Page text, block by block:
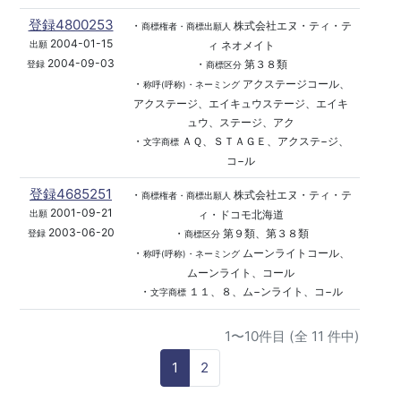
登録4800253
出願2004-01-15
登録 2004-09-03
・ 商標権者・商標出願人 株式会社エヌ・ティ・テ
ィ ネオメイト
・ 商標区分第３８類
・ 称呼(呼称)・ネーミングアクステージコール、
アクステージ、エイキュウステージ、エイキ
ュウ、ステージ、アク
・ 文字商標 ＡＱ、ＳＴＡＧＥ、アクステ−ジ、
コ−ル
登録4685251
出願2001-09-21
登録2003-06-20
・ 商標権者・商標出願人 株式会社エヌ・ティ・テ
ィ・ドコモ北海道
・ 商標区分第９類、第３８類
・ 称呼(呼称)・ネーミングムーンライトコール、
ムーンライト、コール
・ 文字商標１１、８、ム−ンライト、コ−ル
1〜10件目 (全 11 件中)
1
2